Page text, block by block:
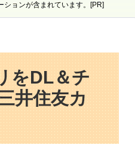
ョンが含まれています。[PR]
をDL＆チ
井住友カ